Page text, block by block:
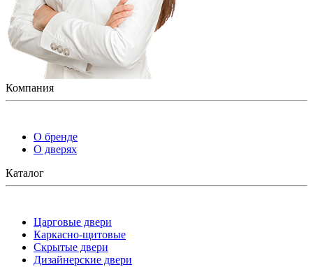
Компания
О бренде
О дверях
Каталог
Царговые двери
Каркасно-щитовые
Скрытые двери
Дизайнерские двери